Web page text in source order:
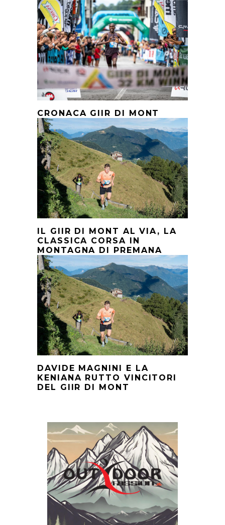
CRONACA GIIR DI MONT
IL GIIR DI MONT AL VIA, LA
CLASSICA CORSA IN
MONTAGNA DI PREMANA
DAVIDE MAGNINI E LA
KENIANA RUTTO VINCITORI
DEL GIIR DI MONT